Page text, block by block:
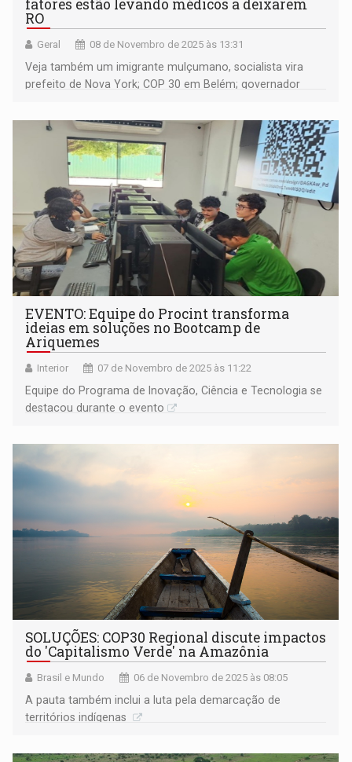
fatores estão levando médicos a deixarem
RO
Geral 08 de Novembro de 2025 às 13:31
Veja também um imigrante mulçumano, socialista vira
prefeito de Nova York; COP 30 em Belém; governador
mostra que Confúcio Moura continua forte para 2026; e
muito mais
EVENTO: Equipe do Procint transforma
ideias em soluções no Bootcamp de
Ariquemes
Interior 07 de Novembro de 2025 às 11:22
Equipe do Programa de Inovação, Ciência e Tecnologia se
destacou durante o evento
SOLUÇÕES: COP30 Regional discute impactos
do 'Capitalismo Verde' na Amazônia
Brasil e Mundo 06 de Novembro de 2025 às 08:05
A pauta também inclui a luta pela demarcação de
territórios indígenas